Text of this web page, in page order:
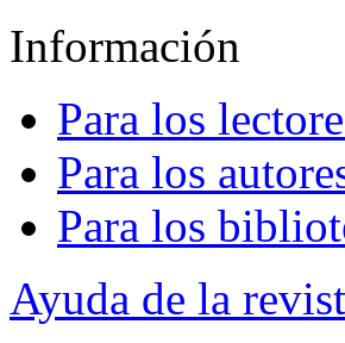
Información
Para los
Para los
Para los
Ayuda de la